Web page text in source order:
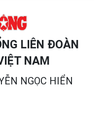
LIÊN ĐOÀN
NAM
NGỌC HIỂN